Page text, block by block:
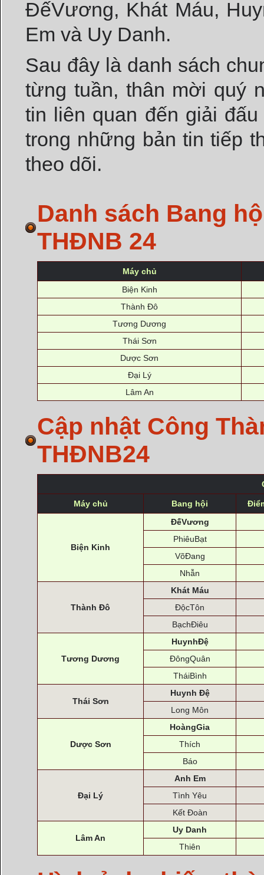
ĐếVương, Khát Máu,
Em và Uy Danh.
Sau đây là danh sách
từng tuần, thân mời quý
tin liên quan đến giải
trong những bản tin tiếp
theo dõi.
Danh sách Bang
THĐNB 24
Máy chủ
Biện Kinh
Thành Đô
Tương Dương
Thái Sơn
Dược Sơn
Đại Lý
Lâm An
Cập nhật Công
THĐNB24
Máy chủ Bang hội
Biện Kinh
ĐếVương
PhiêuBạt
VõĐang
Nhẫn
Thành Đô
Khát Máu
ĐộcTôn
BạchĐiêu
Tương Dương
HuynhĐệ
ĐôngQuân
TháiBình
Thái Sơn
Huynh Đệ
Long Môn
Dược Sơn
HoàngGia
Thích
Báo
Đại Lý
Anh Em
Tình Yêu
Kết Đoàn
Lâm An
Uy Danh
Thiên